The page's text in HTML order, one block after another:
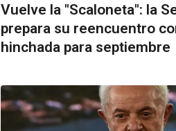
Vuelve la "Scaloneta": la
prepara su reencuentro
hinchada para septiembre